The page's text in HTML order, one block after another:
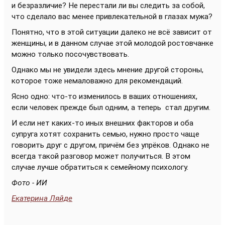
и безразличие? Не перестали ли вы следить за собой,
что сделало вас менее привлекательной в глазах мужа?
Понятно, что в этой ситуации далеко не всё зависит от
женщины, и в данном случае этой молодой ростовчанке
можно только посочувствовать.
Однако мы не увидели здесь мнение другой стороны,
которое тоже немаловажно для рекомендаций.
Ясно одно: что-то изменилось в ваших отношениях,
если человек прежде был одним, а теперь стал другим.
И если нет каких-то иных внешних факторов и оба
супруга хотят сохранить семью, нужно просто чаще
говорить друг с другом, причём без упрёков. Однако не
всегда такой разговор может получиться. В этом
случае лучше обратиться к семейному психологу.
Фото - ИИ
Екатерина Ляйде